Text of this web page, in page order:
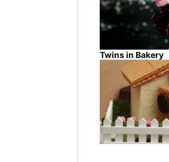
Twins in Bakery